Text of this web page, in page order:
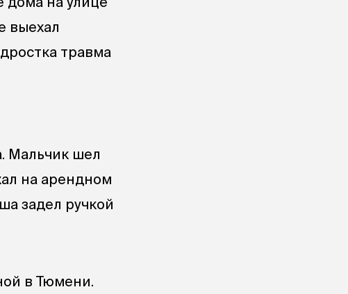
выехал
травма
Мальчик шел
на арендном
задел ручкой
в Тюмени.